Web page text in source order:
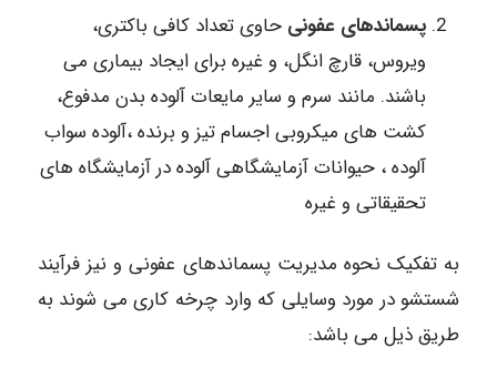
پسماندهای عفونی حاوی تعداد کافی باکتری،
ویروس، قارچ انگل، و غیره برای ایجاد بیماری می
باشند. مانند سرم و سایر مایعات آلوده بدن مدفوع،
کشت های میکروبی اجسام تیز و برنده ،آلوده سواب
آلوده ، حیوانات آزمایشگاهی آلوده در آزمایشگاه های
تحقیقاتی و غیره
به تفکیک نحوه مدیریت پسماندهای عفونی و نیز فرآیند
شستشو در مورد وسایلی که وارد چرخه کاری می شوند به
طریق ذیل می باشد: